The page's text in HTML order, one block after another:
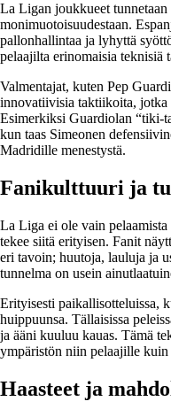
La Ligan joukkueet tunnetaan
monimuotoisuudestaan.
pallonhallintaa ja lyhyttä
pelaajilta erinomaisia
Valmentajat, kuten Pep
innovatiivisia taktiikoita, jotka
Esimerkiksi Guardiolan “tiki-
kun taas Simeonen
Madridille menestystä.
Fanikulttuuri ja
La Liga ei ole vain
tekee siitä erityisen. Fanit
eri tavoin; huutoja, lauluja ja
tunnelma on usein
Erityisesti paikallisotteluissa,
huippuunsa. Tällaisissa
ja ääni kuuluu kauas. Tämä
ympäristön niin pelaajille
Haasteet ja